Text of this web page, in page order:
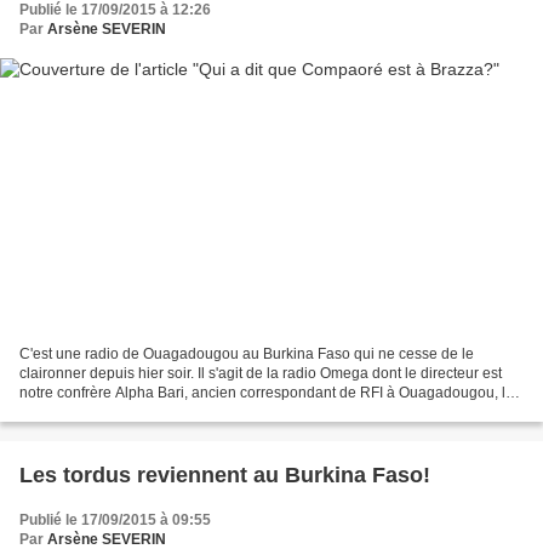
Publié le 17/09/2015 à 12:26
Par Arsène SEVERIN
C'est une radio de Ouagadougou au Burkina Faso qui ne cesse de le
claironner depuis hier soir. Il s'agit de la radio Omega dont le directeur est
notre confrère Alpha Bari, ancien correspondant de RFI à Ouagadougou, lui
Les tordus reviennent au Burkina Faso!
Publié le 17/09/2015 à 09:55
Par Arsène SEVERIN